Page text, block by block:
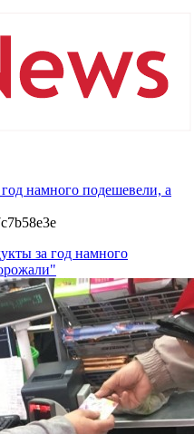
намного подешевели, а
за год намного